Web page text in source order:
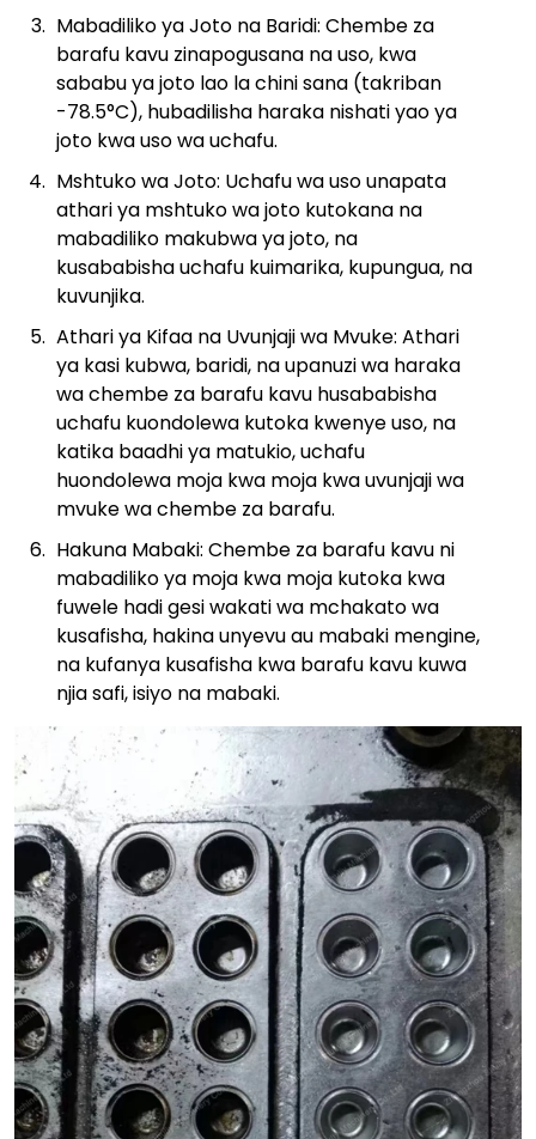
Mabadiliko ya Joto na Baridi: Chembe za
barafu kavu zinapogusana na uso, kwa
sababu ya joto lao la chini sana (takriban
-78.5°C), hubadilisha haraka nishati yao ya
joto kwa uso wa uchafu.
Mshtuko wa Joto: Uchafu wa uso unapata
athari ya mshtuko wa joto kutokana na
mabadiliko makubwa ya joto, na
kusababisha uchafu kuimarika, kupungua, na
kuvunjika.
Athari ya Kifaa na Uvunjaji wa Mvuke: Athari
ya kasi kubwa, baridi, na upanuzi wa haraka
wa chembe za barafu kavu husababisha
uchafu kuondolewa kutoka kwenye uso, na
katika baadhi ya matukio, uchafu
huondolewa moja kwa moja kwa uvunjaji wa
mvuke wa chembe za barafu.
Hakuna Mabaki: Chembe za barafu kavu ni
mabadiliko ya moja kwa moja kutoka kwa
fuwele hadi gesi wakati wa mchakato wa
kusafisha, hakina unyevu au mabaki mengine,
na kufanya kusafisha kwa barafu kavu kuwa
njia safi, isiyo na mabaki.